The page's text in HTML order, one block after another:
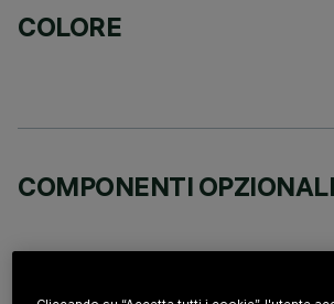
COLORE
COMPONENTI OPZIONALI